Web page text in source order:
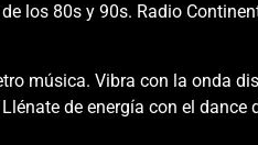
los 80s y 90s. Radio
música. Vibra con la onda
de energía con el dance